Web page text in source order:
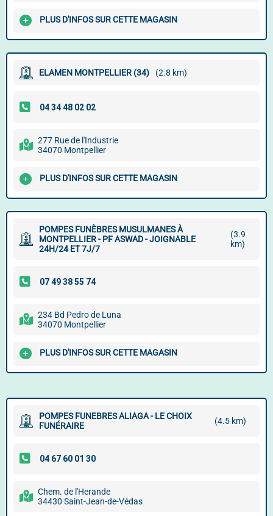
PLUS D'INFOS SUR CETTE MAGASIN
ELAMEN MONTPELLIER (34) (2.8 km)
277 Rue de l'Industrie
34070 Montpellier
PLUS D'INFOS SUR CETTE MAGASIN
POMPES FUNÈBRES MUSULMANES À
MONTPELLIER - PF ASWAD - JOIGNABLE
24H/24 ET 7J/7
(3.9
km)
234 Bd Pedro de Luna
34070 Montpellier
PLUS D'INFOS SUR CETTE MAGASIN
POMPES FUNEBRES ALIAGA - LE CHOIX
FUNÉRAIRE
(4.5 km)
Chem. de l'Herande
34430 Saint-Jean-de-Védas